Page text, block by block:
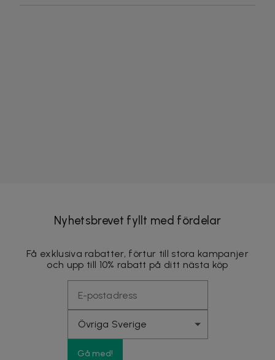
Nyhetsbrevet fyllt med fördelar
Få exklusiva rabatter, förtur till stora kampanjer
och upp till 10% rabatt på ditt nästa köp
Gå med!